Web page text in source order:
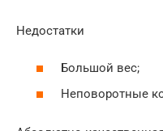
Недостатки
Большой вес;
Неповоротные